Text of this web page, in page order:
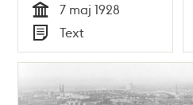
Tid
7 maj 1928
Typ
Text